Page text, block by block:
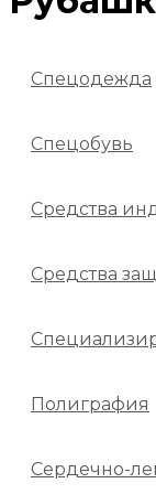
Спецодежда
Спецобувь
Средства
Средства
Полиграфия
Сердечно-